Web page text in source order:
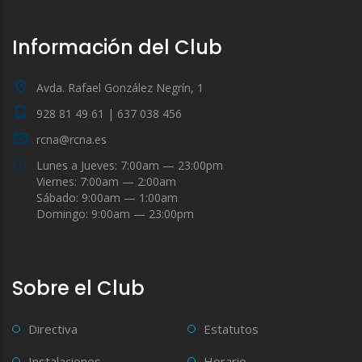
Información del Club
Avda. Rafael González Negrín, 1
928 81 49 61 | 637 038 456
rcna@rcna.es
Lunes a Jueves: 7:00am — 23:00pm
Viernes: 7:00am — 2:00am
Sábado: 9:00am — 1:00am
Domingo: 9:00am — 23:00pm
Sobre el Club
Directiva
Estatutos